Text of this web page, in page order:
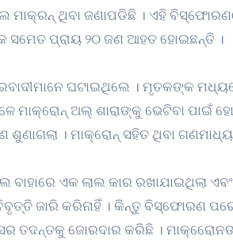
ମାକ୍ରନ୍ ଥିବା ଜଣାପଡିଛି । ଏହି
ସମେତ ପ୍ରାୟ ୨୦ ଜଣ ଆହତ ହୋଇଛନ୍ତି ।
ଘଟାଇଥିଲେ । ମୃତକଙ୍କ
ମାକ୍ରୋନ୍ ଅଲ୍ ଶାରାଙ୍କୁ ଭେଟିବା ପାଇଁ
। ମାକ୍ରୋନ୍ ସହିତ ଥିବା
ବାହାରେ ଏକ ଲାଲ କାର ରଖାଯାଇଥିଲା
ଜାରି କରିନାହିଁ । କିନ୍ତୁ ବିସ୍ଫୋରଣ
ତଦନ୍ତକୁ ଜୋରଦାର କରିଛି ।